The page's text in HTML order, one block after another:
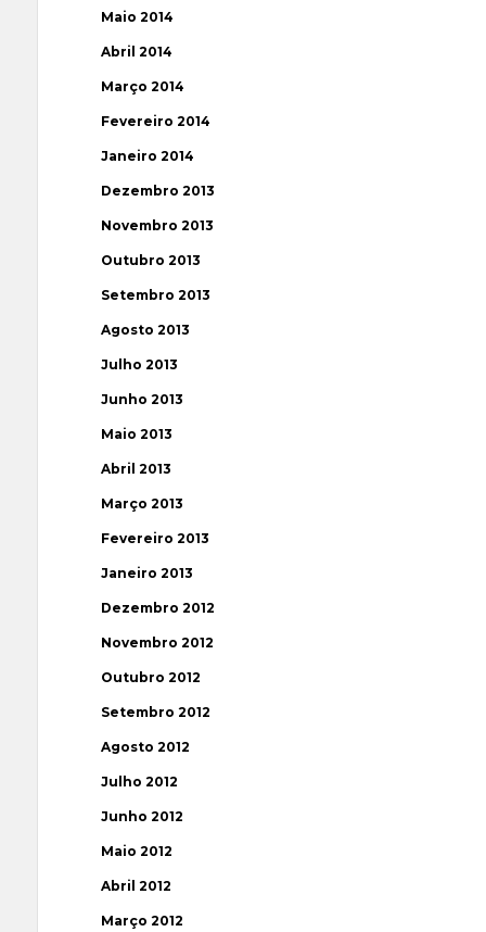
Maio 2014
Abril 2014
Março 2014
Fevereiro 2014
Janeiro 2014
Dezembro 2013
Novembro 2013
Outubro 2013
Setembro 2013
Agosto 2013
Julho 2013
Junho 2013
Maio 2013
Abril 2013
Março 2013
Fevereiro 2013
Janeiro 2013
Dezembro 2012
Novembro 2012
Outubro 2012
Setembro 2012
Agosto 2012
Julho 2012
Junho 2012
Maio 2012
Abril 2012
Março 2012